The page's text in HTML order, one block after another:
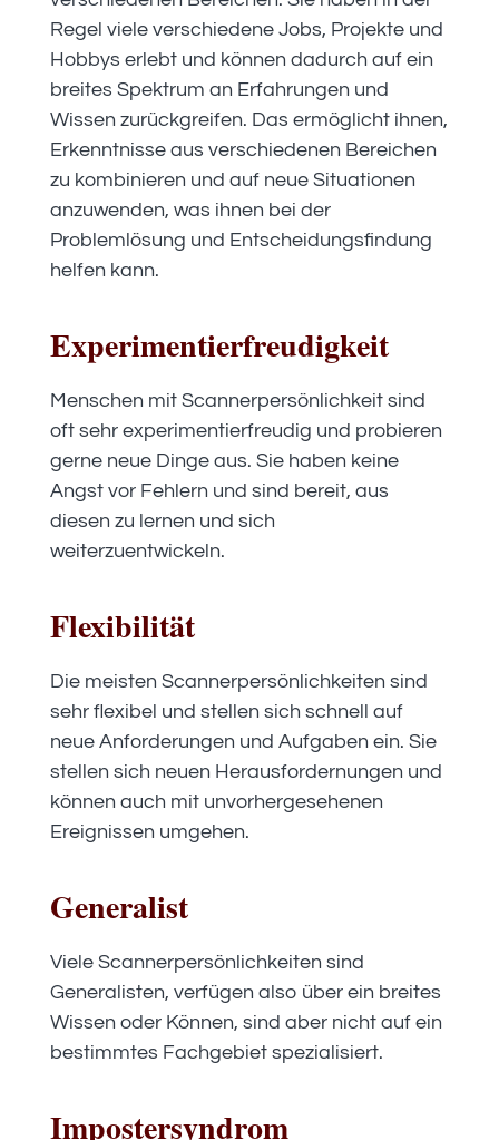
Regel viele verschiedene Jobs, Projekte und
Hobbys erlebt und können dadurch auf ein
breites Spektrum an Erfahrungen und
Wissen zurückgreifen. Das ermöglicht ihnen,
Erkenntnisse aus verschiedenen Bereichen
zu kombinieren und auf neue Situationen
anzuwenden, was ihnen bei der
Problemlösung und Entscheidungsfindung
helfen kann.
Experimentierfreudigkeit
Menschen mit Scannerpersönlichkeit sind
oft sehr experimentierfreudig und probieren
gerne neue Dinge aus. Sie haben keine
Angst vor Fehlern und sind bereit, aus
diesen zu lernen und sich
weiterzuentwickeln.
Flexibilität
Die meisten Scannerpersönlichkeiten sind
sehr flexibel und stellen sich schnell auf
neue Anforderungen und Aufgaben ein. Sie
stellen sich neuen Herausfordernungen und
können auch mit unvorhergesehenen
Ereignissen umgehen.
Generalist
Viele Scannerpersönlichkeiten sind
Generalisten, verfügen also über ein breites
Wissen oder Können, sind aber nicht auf ein
bestimmtes Fachgebiet spezialisiert.
Impostersyndrom